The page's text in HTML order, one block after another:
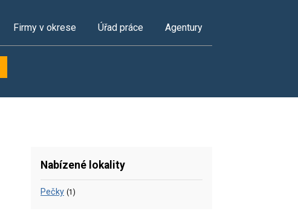
Firmy v okrese Úřad práce Agentury
Nabízené lokality
Pečky (1)